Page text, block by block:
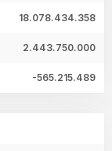
18.078.434.358
2.443.750.000
-565.215.489